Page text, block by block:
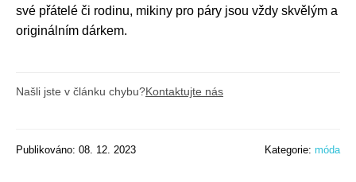
své přátelé či rodinu, mikiny pro páry jsou vždy skvělým a
originálním dárkem.
Našli jste v článku chybu?Kontaktujte nás
Publikováno: 08. 12. 2023 Kategorie: móda